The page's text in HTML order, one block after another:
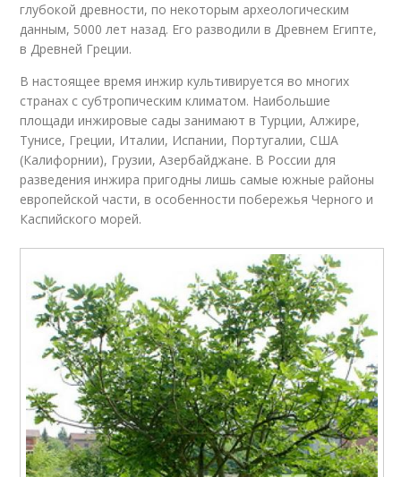
глубокой древности, по некоторым археологическим
данным, 5000 лет назад. Его разводили в Древнем Египте,
в Древней Греции.
В настоящее время инжир культивируется во многих
странах с субтропическим климатом. Наибольшие
площади инжировые сады занимают в Турции, Алжире,
Тунисе, Греции, Италии, Испании, Португалии, США
(Калифорнии), Грузии, Азербайджане. В России для
разведения инжира пригодны лишь самые южные районы
европейской части, в особенности побережья Черного и
Каспийского морей.